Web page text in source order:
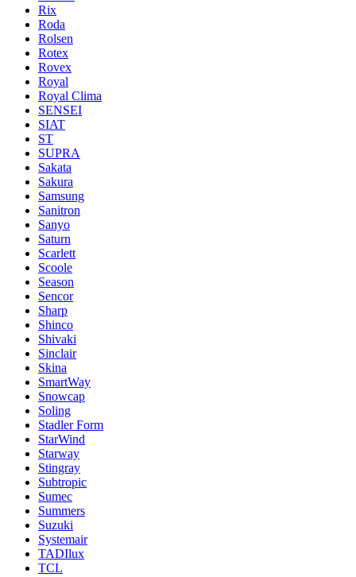
Rix
Roda
Rolsen
Rotex
Rovex
Royal
Royal Clima
SENSEI
SIAT
ST
SUPRA
Sakata
Sakura
Samsung
Sanitron
Sanyo
Saturn
Scarlett
Scoole
Season
Sencor
Sharp
Shinco
Shivaki
Sinclair
Skina
SmartWay
Snowcap
Soling
Stadler Form
StarWind
Starway
Stingray
Subtropic
Sumec
Summers
Suzuki
Systemair
TADIlux
TCL